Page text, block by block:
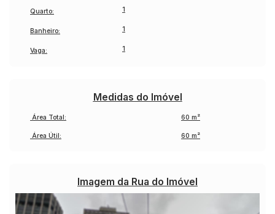
Quarto: 1
Banheiro: 1
Vaga: 1
Medidas do Imóvel
Área Total: 60 m²
Área Útil: 60 m²
Imagem da Rua do Imóvel